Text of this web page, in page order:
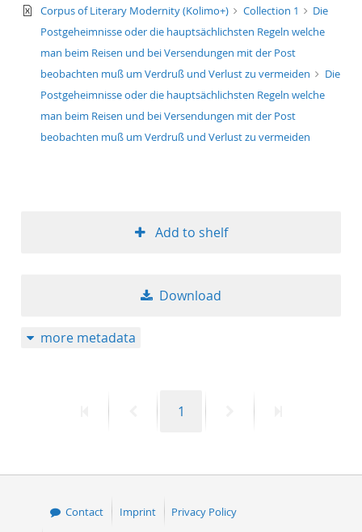
20
text/xml
Corpus of Literary Modernity (Kolimo+) Collection 1
Die
Postgeheimnisse oder die hauptsächlichsten Regeln welche
man beim Reisen und bei Versendungen mit der Post
beobachten muß um Verdruß und Verlust zu vermeiden
Die
Postgeheimnisse oder die hauptsächlichsten Regeln welche
man beim Reisen und bei Versendungen mit der Post
beobachten muß um Verdruß und Verlust zu vermeiden
Add to shelf
Download
more metadata
PreviousPage
1
Contact Imprint Privacy Policy